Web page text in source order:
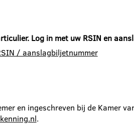
Log in met uw RSIN en
/ aanslagbiljetnummer
en ingeschreven bij de Kamer
.